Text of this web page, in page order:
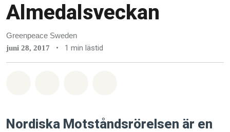
Almedalsveckan
Greenpeace Sweden
juni 28, 2017 • 1 min lästid
Nordiska Motståndsrörelsen är en